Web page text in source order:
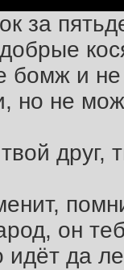
за
бомж и
но не
друг,
он
да